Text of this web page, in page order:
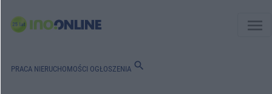
menu
PRACA NIERUCHOMOŚCI OGŁOSZENIA search